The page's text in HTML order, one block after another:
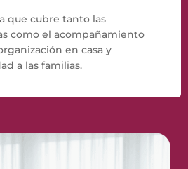
que cubre tanto las
como el acompañamiento
en casa y
a las familias.